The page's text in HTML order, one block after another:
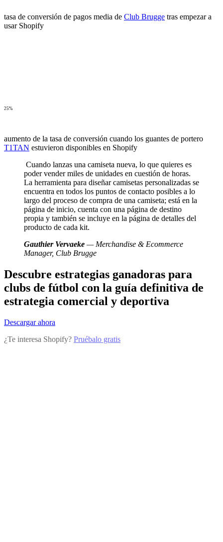
tasa de conversión de pagos media de Club Brugge tras empezar a
usar Shopify
25%
aumento de la tasa de conversión cuando los guantes de portero
T1TAN estuvieron disponibles en Shopify
Cuando lanzas una camiseta nueva, lo que quieres es
poder vender miles de unidades en cuestión de horas.
La herramienta para diseñar camisetas personalizadas se
encuentra en todos los puntos de contacto posibles a lo
largo del proceso de compra de una camiseta; está en la
página de inicio, cuenta con una página de destino
propia y también se incluye en la página de detalles del
producto de cada kit.
Gauthier Vervaeke — Merchandise & Ecommerce
Manager, Club Brugge
Descubre estrategias ganadoras para
clubs de fútbol con la guía definitiva de
estrategia comercial y deportiva
Descargar ahora
¿Te interesa Shopify? Pruébalo gratis